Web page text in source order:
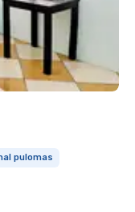
pulomas